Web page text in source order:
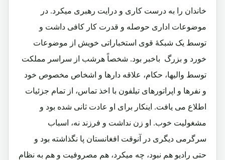
خاندان را به درست کاری و درایت رهبری میکرد. در
موضوعات اداری حوصله و قدرت کار کافی داشت و
توسط یک شبکۀ قوی استخباراتی خویش از موضوعات
خورد و بزرگ باخبر بود. شخصاً هرشب از سراسر مملکت
توسط والیها، حکام، علاقه دارها و اشخاص مخصوص خود
و نفرها و اپراتورهای تیلفون با اخذ تماس، از تمام جزئیات
اطلاع می یافت. اینکار برای او عادت ثانی شده بود و
مشغولیت خوب. او زن نداشت و فرزند نه، اسباب
سرگرمی دیگری در آنوقت افغانستان پا نگذاشته بود و
حتی رادیو هم نبود، چه میکرد، هم مصروفیت و هم به نظام